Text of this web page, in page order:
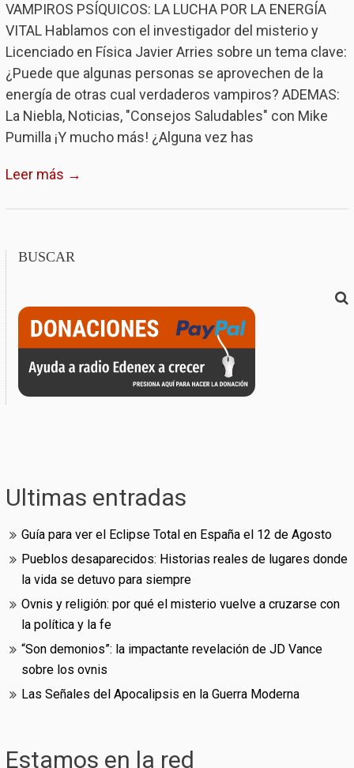
VAMPIROS PSÍQUICOS: LA LUCHA POR LA ENERGÍA
VITAL Hablamos con el investigador del misterio y
Licenciado en Física Javier Arries sobre un tema clave:
¿Puede que algunas personas se aprovechen de la
energía de otras cual verdaderos vampiros? ADEMAS:
La Niebla, Noticias, "Consejos Saludables" con Mike
Pumilla ¡Y mucho más! ¿Alguna vez has
Leer más →
BUSCAR
Ultimas entradas
Guía para ver el Eclipse Total en España el 12 de Agosto
Pueblos desaparecidos: Historias reales de lugares donde
la vida se detuvo para siempre
Ovnis y religión: por qué el misterio vuelve a cruzarse con
la política y la fe
“Son demonios”: la impactante revelación de JD Vance
sobre los ovnis
Las Señales del Apocalipsis en la Guerra Moderna
Estamos en la red